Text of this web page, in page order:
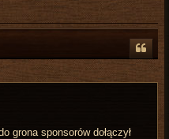
grona sponsorów dołączył